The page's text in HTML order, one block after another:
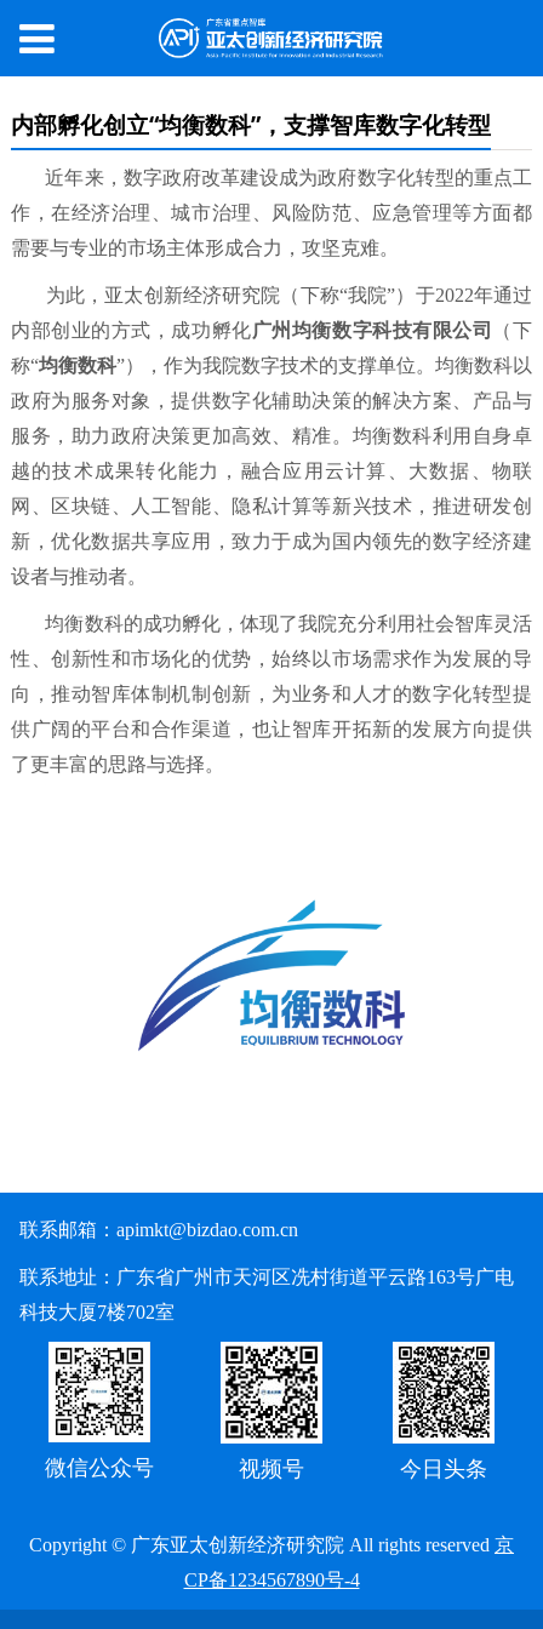
内部孵化创立“均衡数科”，支撑智库数字化转型
近年来，数字政府改革建设成为政府数字化转型的重点工
作，在经济治理、城市治理、风险防范、应急管理等方面都
需要与专业的市场主体形成合力，攻坚克难。
为此，亚太创新经济研究院（下称“我院”）于2022年通过
内部创业的方式，成功孵化广州均衡数字科技有限公司
（下
称“均衡数科”），作为我院数字技术的支撑单位。均衡数科以
政府为服务对象，提供数字化辅助决策的解决方案、产品与
服务，助力政府决策更加高效、精准。均衡数科利用自身卓
越的技术成果转化能力，融合应用云计算、大数据、物联
网、区块链、人工智能、隐私计算等新兴技术，推进研发创
新，优化数据共享应用，致力于成为国内领先的数字经济建
设者与推动者。
均衡数科的成功孵化，体现了我院充分利用社会智库灵活
性、创新性和市场化的优势，始终以市场需求作为发展的导
向，推动智库体制机制创新，为业务和人才的数字化转型提
供广阔的平台和合作渠道，也让智库开拓新的发展方向提供
了更丰富的思路与选择。
联系邮箱： apimkt@bizdao.com.cn
联系地址：广东省广州市天河区冼村街道平云路163号广电
科技大厦7楼702室
微信公众号 视频号 今日头条
Copyright © 广东亚太创新经济研究院 All rights reserved 京
CP备1234567890号-4